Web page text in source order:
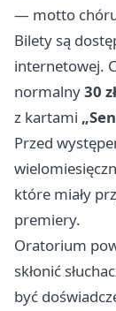
— motto
Bilety są
internetowej.
normalny30 zł
z kartami
Przed
które miały
premiery.
Oratorium
skłonić
być